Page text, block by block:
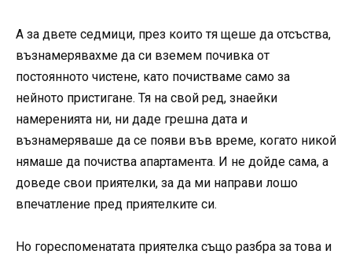
А за двете седмици, през които тя щеше да отсъства,
възнамерявахме да си вземем почивка от
постоянното чистене, като почистваме само за
нейното пристигане. Тя на свой ред, знаейки
намеренията ни, ни даде грешна дата и
възнамеряваше да се появи във време, когато никой
нямаше да почиства апартамента. И не дойде сама, а
доведе свои приятелки, за да ми направи лошо
впечатление пред приятелките си.
Но гореспоменатата приятелка също разбра за това и